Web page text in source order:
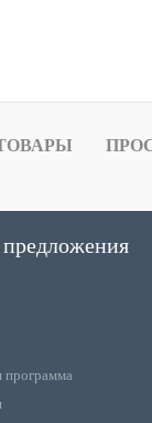
программа